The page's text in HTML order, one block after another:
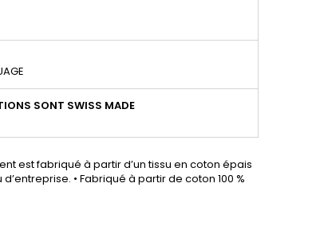
SONT SWISS MADE
est fabriqué à partir d’un tissu en coton épais
• Fabriqué à partir de coton 100 %